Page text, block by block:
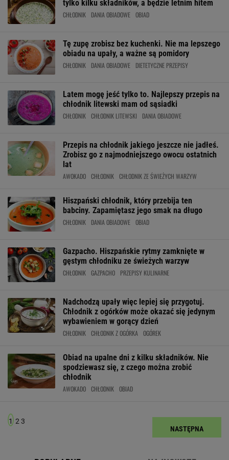
tylko kilku składników, a będzie letnim hitem
CHŁODNIK DANIA OBIADOWE OBIAD
Tę zupę zrobisz bez kuchenki. Nie ma lepszego
obiadu na upały, a ważne są pomidory
CHŁODNIK DANIA OBIADOWE DIETETYCZNE PRZEPISY
Latem mogę jeść tylko to. Najlepszy przepis na
chłodnik litewski mam od sąsiadki
CHŁODNIK CHŁODNIK LITEWSKI DANIA OBIADOWE
Przepis na chłodnik jakiego jeszcze nie jadłeś.
Zrobisz go z najmodniejszego owocu ostatnich
lat
AWOKADO CHŁODNIK CHŁODNIK ZE ŚWIEŻYCH WARZYW
Hiszpański chłodnik, który przebija ten
babciny. Zapamiętasz jego smak na długo
CHŁODNIK DANIA OBIADOWE OBIAD
Gazpacho. Hiszpańskie rytmy zamknięte w
gęstym chłodniku ze świeżych warzyw
CHŁODNIK GAZPACHO PRZEPISY KULINARNE
Nadchodzą upały więc lepiej się przygotuj.
Chłodnik z ogórków może okazać się jedynym
wybawieniem w gorący dzień
CHŁODNIK CHŁODNIK Z OGÓRKA OGÓREK
Obiad na upalne dni z kilku składników. Nie
spodziewasz się, z czego można zrobić
chłodnik
AWOKADO CHŁODNIK OBIAD
1 2 3
NASTĘPNA